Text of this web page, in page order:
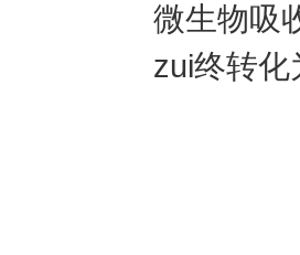
微生物吸
zui终转化